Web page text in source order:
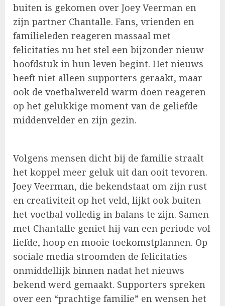
buiten is gekomen over Joey Veerman en
zijn partner Chantalle. Fans, vrienden en
familieleden reageren massaal met
felicitaties nu het stel een bijzonder nieuw
hoofdstuk in hun leven begint. Het nieuws
heeft niet alleen supporters geraakt, maar
ook de voetbalwereld warm doen reageren
op het gelukkige moment van de geliefde
middenvelder en zijn gezin.
Volgens mensen dicht bij de familie straalt
het koppel meer geluk uit dan ooit tevoren.
Joey Veerman, die bekendstaat om zijn rust
en creativiteit op het veld, lijkt ook buiten
het voetbal volledig in balans te zijn. Samen
met Chantalle geniet hij van een periode vol
liefde, hoop en mooie toekomstplannen. Op
sociale media stroomden de felicitaties
onmiddellijk binnen nadat het nieuws
bekend werd gemaakt. Supporters spreken
over een “prachtige familie” en wensen het